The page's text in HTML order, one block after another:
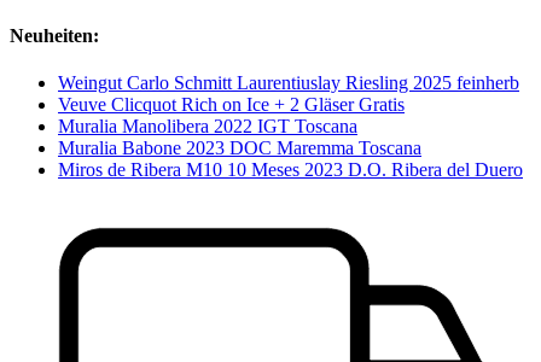
Neuheiten:
Weingut Carlo Schmitt Laurentiuslay Riesling 2025 feinherb
Veuve Clicquot Rich on Ice + 2 Gläser Gratis
Muralia Manolibera 2022 IGT Toscana
Muralia Babone 2023 DOC Maremma Toscana
Miros de Ribera M10 10 Meses 2023 D.O. Ribera del Duero